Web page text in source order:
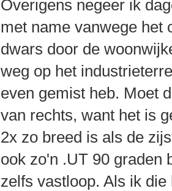
Overigens negeer ik
met name vanwege het
dwars door de
weg op het
even gemist heb. Moet
van rechts, want het is
2x zo breed is als de
ook zo'n .UT 90 graden
zelfs vastloop. Als ik